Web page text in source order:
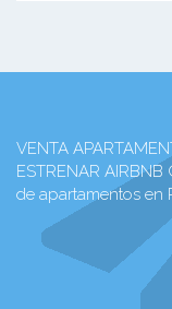
VENTA
ESTRENAR AIRBNB
de apartamentos en